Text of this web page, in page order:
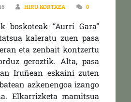
HIRU KORTXEA 0
boskoteak “Aurri Gara”
kaleratu zuen pasa
eta zenbait kontzertu
geroztik. Alta, pasa
Iruñean eskaini zuten
azkenengoa izango
Elkarrizketa mamitsua